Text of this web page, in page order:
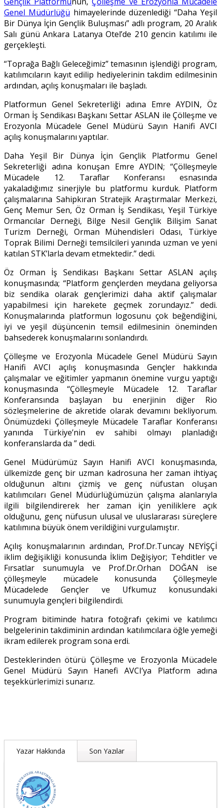
Genel Müdürlüğü himayelerinde düzenlediği “Daha Yeşil
Bir Dünya İçin Gençlik Buluşması” adlı program, 20 Aralık
Salı günü Ankara Latanya Otel’de 210 gencin katılımı ile
gerçekleşti.
“Toprağa Bağlı Geleceğimiz” temasının işlendiği program,
katılımcıların kayıt edilip hediyelerinin takdim edilmesinin
ardından, açılış konuşmaları ile başladı.
Platformun Genel Sekreterliği adına Emre AYDIN, Öz
Orman İş Sendikası Başkanı Settar ASLAN ile Çölleşme ve
Erozyonla Mücadele Genel Müdürü Sayın Hanifi AVCI
açılış konuşmalarını yaptılar.
Daha Yeşil Bir Dünya İçin Gençlik Platformu Genel
Sekreterliği adına konuşan Emre AYDIN; “Çölleşmeyle
Mücadele 12. Taraflar Konferansı esnasında
yakaladığımız sinerjiyle bu platformu kurduk. Platform
çalışmalarına Sahipkıran Stratejik Araştırmalar Merkezi,
Genç Memur Sen, Öz Orman İş Sendikası, Yeşil Türkiye
Ormancılar Derneği, Bilge Nesil Gençlik Bilişim Sanat
Turizm Derneği, Orman Mühendisleri Odası, Türkiye
Toprak Bilimi Derneği temsilcileri yanında uzman ve yeni
katılan STK’larla devam etmektedir.” dedi.
Öz Orman İş Sendikası Başkanı Settar ASLAN açılış
konuşmasında; “Platform gençlerden meydana geliyorsa
biz sendika olarak gençlerimizi daha aktif çalışmalar
yapabilmesi için harekete geçmek zorundayız.” dedi.
Konuşmalarında platformun logosunu çok beğendiğini,
iyi ve yeşil düşüncenin temsil edilmesinin öneminden
bahsederek konuşmalarını sonlandırdı.
Çölleşme ve Erozyonla Mücadele Genel Müdürü Sayın
Hanifi AVCI açılış konuşmasında Gençler hakkında
çalışmalar ve eğitimler yapmanın önemine vurgu yaptığı
konuşmasında “Çölleşmeyle Mücadele 12. Taraflar
Konferansında başlayan bu enerjinin diğer Rio
sözleşmelerine de akretide olarak devamını bekliyorum.
Önümüzdeki Çölleşmeyle Mücadele Taraflar Konferansı
yanında Türkiye’nin ev sahibi olmayı planladığı
konferanslarda da ” dedi.
Genel Müdürümüz Sayın Hanifi AVCI konuşmasında,
ülkemizde genç bir uzman kadrosuna her zaman ihtiyaç
olduğunun altını çizmiş ve genç nüfustan oluşan
katılımcıları Genel Müdürlüğümüzün çalışma alanlarıyla
ilgili bilgilendirerek her zaman için yeniliklere açık
olduğunu, genç nüfusun ulusal ve uluslararası süreçlere
katılımına büyük önem verildiğini vurgulamıştır.
Açılış konuşmalarının ardından, Prof.Dr.Tuncay NEYİŞÇİ
iklim değişikliği konusunda İklim Değişiyor; Tehditler ve
Fırsatlar sunumuyla ve Prof.Dr.Orhan DOĞAN ise
çölleşmeyle mücadele konusunda Çölleşmeyle
Mücadelede Gençler ve Ufkumuz konusundaki
sunumuyla gençleri bilgilendirdi.
Program bitiminde hatıra fotoğrafı çekimi ve katılımcı
belgelerinin takdiminin ardından katılımcılara öğle yemeği
ikram edilerek program sona erdi.
Desteklerinden ötürü Çölleşme ve Erozyonla Mücadele
Genel Müdürü Sayın Hanefi AVCI’ya Platform adına
teşekkürlerimizi sunarız.
Yazar Hakkında Son Yazılar